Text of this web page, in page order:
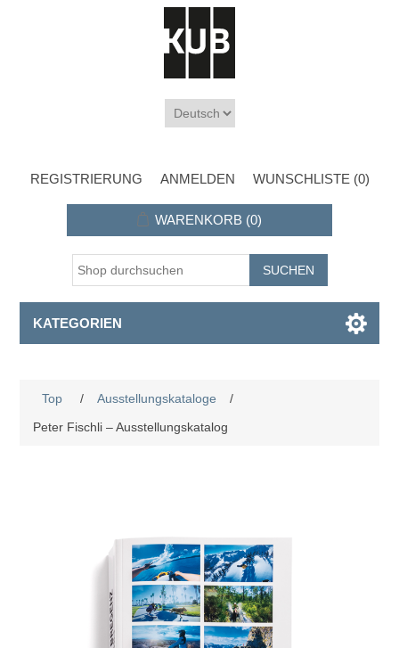
REGISTRIERUNG ANMELDEN WUNSCHLISTE (0)
WARENKORB (0)
KATEGORIEN
Top / Ausstellungskataloge
/
Peter Fischli – Ausstellungskatalog